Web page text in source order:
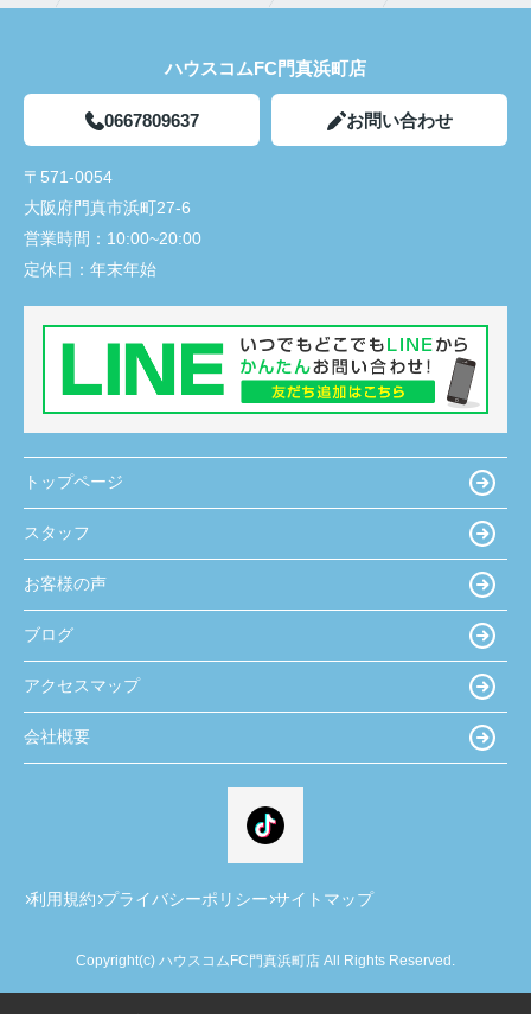
ハウスコムFC門真浜町店
0667809637 お問い合わせ
〒571-0054
大阪府門真市浜町27-6
営業時間： 10:00~20:00
定休日： 年末年始
トップページ
スタッフ
お客様の声
ブログ
アクセスマップ
会社概要
利用規約 プライバシーポリシー サイトマップ
Copyright(c) ハウスコムFC門真浜町店 All Rights Reserved.